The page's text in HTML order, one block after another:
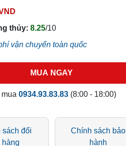
thủy: 8.25/10
vận chuyển toàn quốc
MUA NGAY
0934.93.83.83(8:00 - 18:00)
sách đổi
hàng
Chính sách bảo
hành